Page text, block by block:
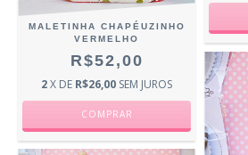
MALETINHA CHAPÉUZINHO
VERMELHO
R$52,00
2X DE R$26,00 SEM JUROS